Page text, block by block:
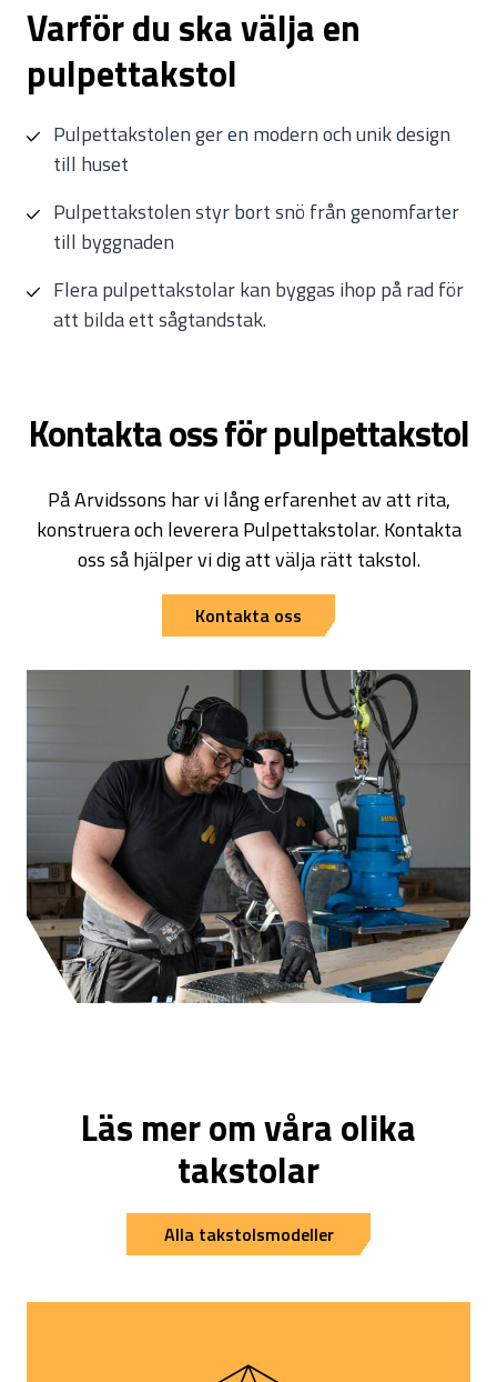
varför du ska välja en
pulpettakstol
Pulpettakstolen ger en modern och unik design
till huset
Pulpettakstolen styr bort snö från genomfarter
till byggnaden
Flera pulpettakstolar kan byggas ihop på rad för
att bilda ett sågtandstak.
kontakta oss för pulpettakstol
På Arvidssons har vi lång erfarenhet av att rita,
konstruera och leverera Pulpettakstolar. Kontakta
oss så hjälper vi dig att välja rätt takstol.
Kontakta oss
Läs mer om våra olika
takstolar
Alla takstolsmodeller